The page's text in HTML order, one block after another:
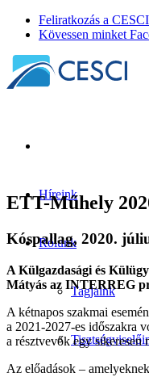
Feliratkozás a
Kövessen minket
Híreink
Rólunk
Tagjaink
ETT-Műhely
Kóspallag, 2020.
A Külgazdasági és
Mátyás az INTERREG
A kétnapos szakmai
a 2021-2027-es időszakra
a résztvevők egy sikeresen
Az előadások –